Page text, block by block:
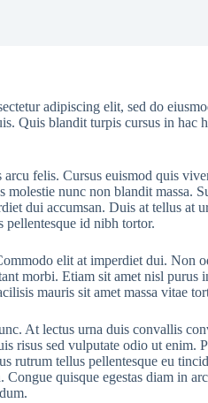
adipiscing elit, sed do
Quis blandit turpis cursus in
arcu felis. Cursus euismod quis
molestie nunc non blandit massa.
dui accumsan. Duis at tellus at
pellentesque id nibh tortor.
elit at imperdiet dui. Non
morbi. Etiam sit amet nisl
mauris sit amet massa vitae
At lectus urna duis convallis
risus sed vulputate odio ut enim.
rutrum tellus pellentesque eu
Congue quisque egestas diam in